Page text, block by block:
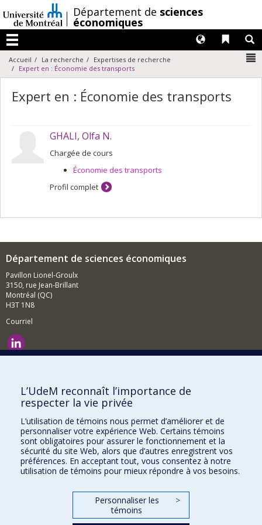
au
contenu
/Département de sciences
économiques
Menu
Liens
Langues
Accueil La recherche
Expertises de recherche
Expert en : Économie des transports
Expert en : Économie des transports
GHALI, Olfa N.
Chargée de cours
Économie des transports
Profil complet
Département de sciences économiques
Pavillon Lionel-Groulx
3150, rue Jean-Brillant
Montréal (QC)
H3T 1N8
Courriel
Comment soutenir le Département?
BESOIN D'AIDE?
Plan du site
Signaler une erreur
Accessibilité
FACULTÉ DES ARTS ET DES SCIENCES
Nos départements et écoles
L’UdeM reconnaît l’importance de
respecter la vie privée
L’utilisation de témoins nous permet d’améliorer et de
personnaliser votre expérience Web. Certains témoins
sont obligatoires pour assurer le fonctionnement et la
sécurité du site Web, alors que d’autres enregistrent vos
préférences. En acceptant tout, vous consentez à notre
utilisation de témoins pour mieux répondre à vos besoins.
Personnaliser les
témoins
>